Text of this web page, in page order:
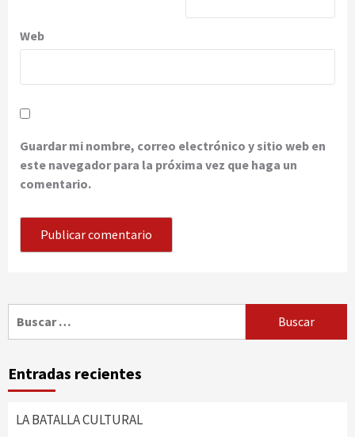
Web
Guardar mi nombre, correo electrónico y sitio web en
este navegador para la próxima vez que haga un
comentario.
Entradas recientes
LA BATALLA CULTURAL